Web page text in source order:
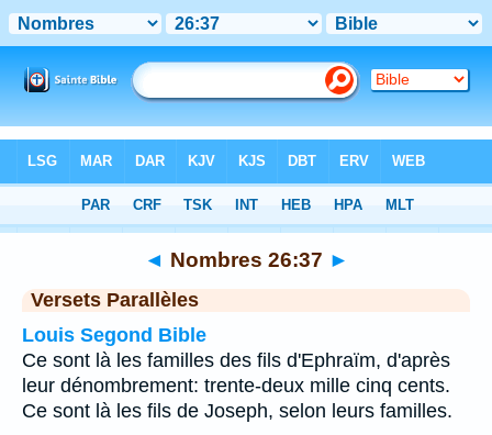
Chapitre 26> Verset 37
◄ Nombres 26:37 ►
Versets Parallèles
Louis Segond Bible
Ce sont là les familles des fils d'Ephraïm, d'après
leur dénombrement: trente-deux mille cinq cents.
Ce sont là les fils de Joseph, selon leurs familles.